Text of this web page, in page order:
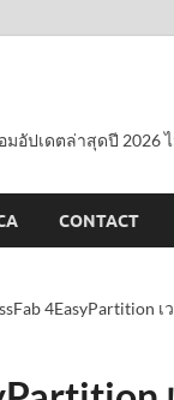
อัปเดตล่าสุดปี 2026
CONTACT
4EasyPartition